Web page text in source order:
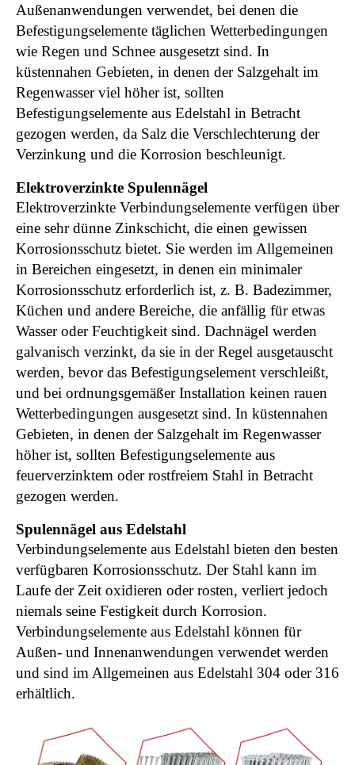
Außenanwendungen verwendet, bei denen die
Befestigungselemente täglichen Wetterbedingungen
wie Regen und Schnee ausgesetzt sind. In
küstennahen Gebieten, in denen der Salzgehalt im
Regenwasser viel höher ist, sollten
Befestigungselemente aus Edelstahl in Betracht
gezogen werden, da Salz die Verschlechterung der
Verzinkung und die Korrosion beschleunigt.
Elektroverzinkte Spulennägel
Elektroverzinkte Verbindungselemente verfügen über
eine sehr dünne Zinkschicht, die einen gewissen
Korrosionsschutz bietet. Sie werden im Allgemeinen
in Bereichen eingesetzt, in denen ein minimaler
Korrosionsschutz erforderlich ist, z. B. Badezimmer,
Küchen und andere Bereiche, die anfällig für etwas
Wasser oder Feuchtigkeit sind. Dachnägel werden
galvanisch verzinkt, da sie in der Regel ausgetauscht
werden, bevor das Befestigungselement verschleißt,
und bei ordnungsgemäßer Installation keinen rauen
Wetterbedingungen ausgesetzt sind. In küstennahen
Gebieten, in denen der Salzgehalt im Regenwasser
höher ist, sollten Befestigungselemente aus
feuerverzinktem oder rostfreiem Stahl in Betracht
gezogen werden.
Spulennägel aus Edelstahl
Verbindungselemente aus Edelstahl bieten den besten
verfügbaren Korrosionsschutz. Der Stahl kann im
Laufe der Zeit oxidieren oder rosten, verliert jedoch
niemals seine Festigkeit durch Korrosion.
Verbindungselemente aus Edelstahl können für
Außen- und Innenanwendungen verwendet werden
und sind im Allgemeinen aus Edelstahl 304 oder 316
erhältlich.